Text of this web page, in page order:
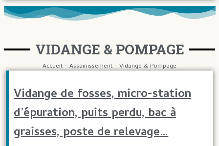
VIDANGE & POMPAGE
Accueil-Assainissement-Vidange & Pompage
Vidange de fosses, micro-station
d’épuration, puits perdu, bac à
graisses, poste de relevage…